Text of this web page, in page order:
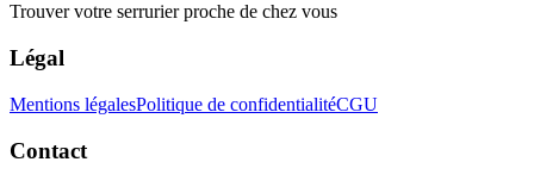
Trouver votre serrurier proche de chez vous
Légal
Mentions légalesPolitique de confidentialitéCGU
Contact